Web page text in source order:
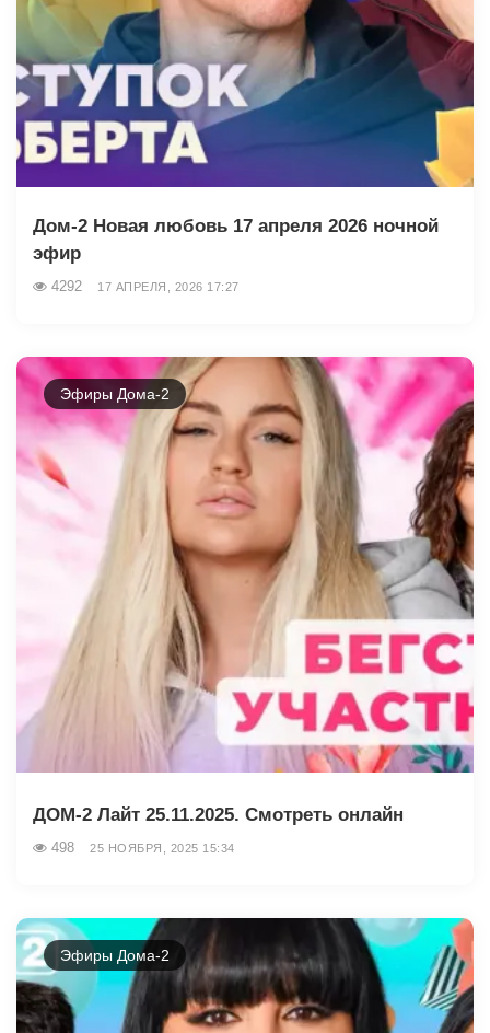
Дом-2 Новая любовь 17 апреля 2026 ночной
эфир
4292 17 АПРЕЛЯ, 2026 17:27
Эфиры Дома-2
ДОМ-2 Лайт 25.11.2025. Смотреть онлайн
498 25 НОЯБРЯ, 2025 15:34
Эфиры Дома-2